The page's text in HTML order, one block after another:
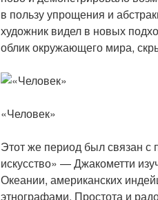
в пользу упрощения и
художник видел в новых
облик окружающего мира,
«Человек»
Этот же период был связан
искусство» — Джакометти
Океании, американских
этнографами. Простота и